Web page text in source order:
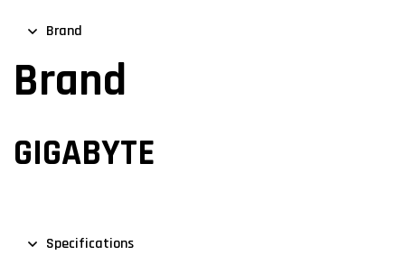
Brand
Brand
GIGABYTE
Specifications